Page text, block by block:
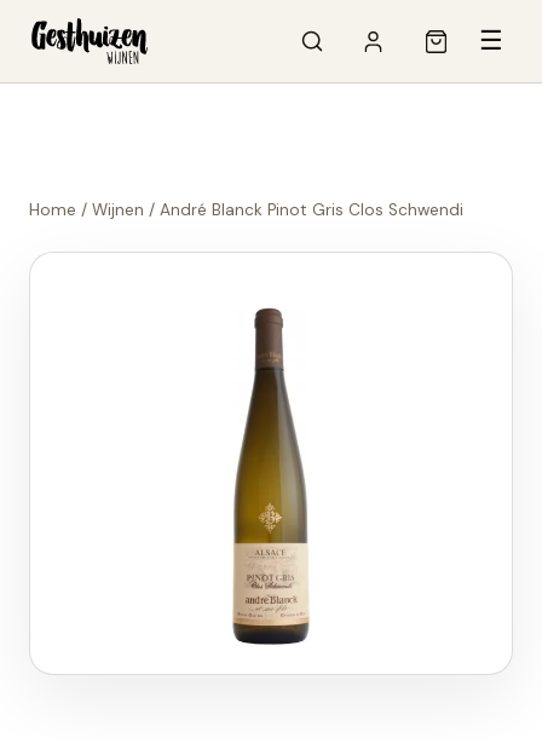
☰
Home / Wijnen / André Blanck Pinot Gris Clos Schwendi